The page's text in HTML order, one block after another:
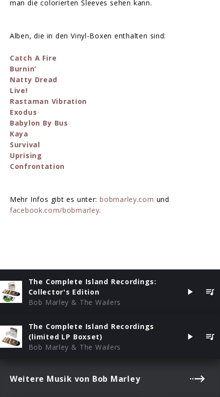
man die colorierten Sleeves sehen kann.
Alben, die in den Vinyl-Boxen enthalten sind:
Catch A Fire
Burnin’
Natty Dread
Live!
Rastaman Vibration
Exodus
Babylon By Bus
Kaya
Survival
Uprising
Confrontation
Mehr Infos gibt es unter:bobmarley.com und
facebook.com/bobmarley.
The Complete Island Recordings:
Collector's Edition
Bob Marley & The Wailers
The Complete Island Recordings
(limited LP Boxset)
Bob Marley & The Wailers
Weitere Musik von Bob Marley